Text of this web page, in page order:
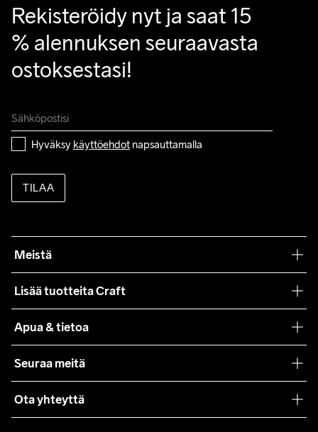
Rekisteröidy nyt ja saat 15
% alennuksen seuraavasta
ostoksestasi!
Hyväksy käyttöehdot napsauttamalla
TILAA
Meistä
Lisää tuotteita Craft
Yhteistyöt
Lehdistö
Apua & tietoa
Käyttöehdot
Asiakaspalvelu
Seuraa meitä
Ota yhteyttä